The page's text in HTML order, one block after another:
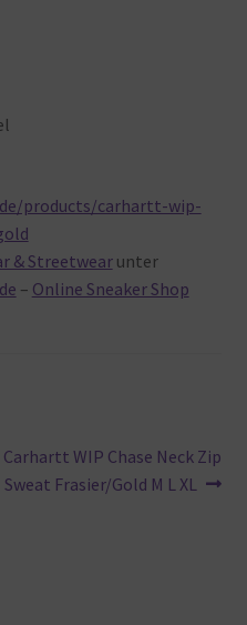
products/carhartt-wip-
& Streetwearunter
– Online Sneaker Shop
Nächster
Beitrag:
Carhartt WIP Chase Neck Zip
Sweat Frasier/Gold M L XL